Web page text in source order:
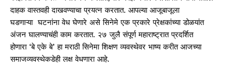
दाहक वास्तवही दाखवण्याचा प्रयत्न करतात. आपल्या आजूबाजूला
घडणाऱ्या घटनांना वेध घेणारे असे सिनेमे एक प्रकारे प्रेक्षकांच्या डोळयांत
अंजन घालण्याचंही काम करतात. २७ जुलै संपूर्ण महाराष्ट्रात प्रदर्शित
होणारा ‘बे एके बे’ हा मराठी सिनेमा शिक्षण व्यवस्थेवर भाष्य करीत आजच्या
समाजव्यवस्थेकडेही लक्ष वेधणारा आहे.